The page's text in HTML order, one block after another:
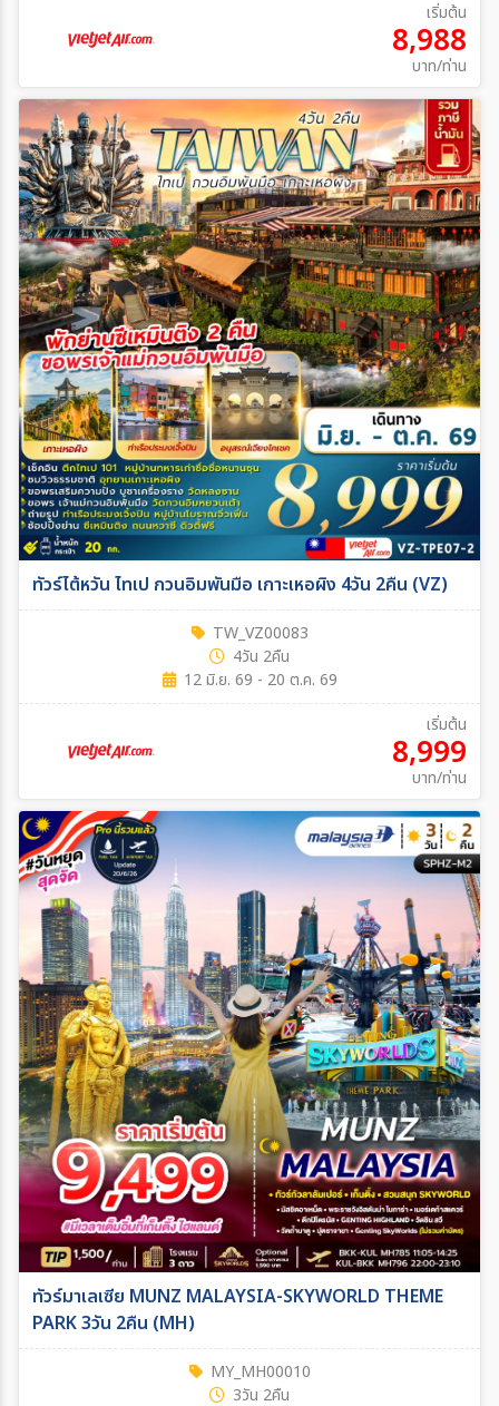
เริ่มต้น
8,988
บาท/ท่าน
ทัวร์ไต้หวัน ไทเป กวนอิมพันมือ เกาะเหอผิง 4วัน 2คืน (VZ)
TW_VZ00083
4วัน 2คืน
12 มิ.ย. 69 - 20 ต.ค. 69
เริ่มต้น
8,999
บาท/ท่าน
ทัวร์มาเลเซีย MUNZ MALAYSIA-SKYWORLD THEME
PARK 3วัน 2คืน (MH)
MY_MH00010
3วัน 2คืน